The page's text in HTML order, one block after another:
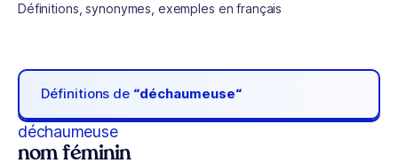
Définitions, synonymes, exemples en français
Définitions de “déchaumeuse“
déchaumeuse
nom féminin